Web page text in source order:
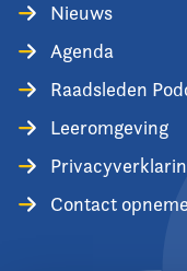
Nieuws
Agenda
Raadsleden
Leeromgeving
Contact